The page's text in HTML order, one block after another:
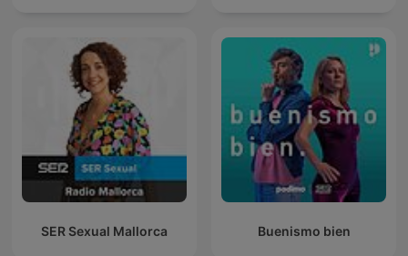
SER Sexual Mallorca Buenismo bien